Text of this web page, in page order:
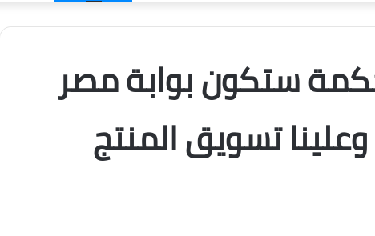
ستكون بوابة مصر
تسويق المنتج